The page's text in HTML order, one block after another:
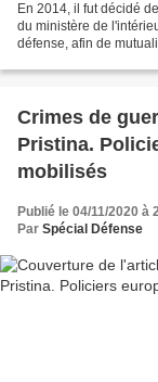
En 2014, il fut décidé
du ministère de
défense, afin de
Crimes de
Pristina.
mobilisés
Publié le 04/11/2020 à
Par Spécial Défense